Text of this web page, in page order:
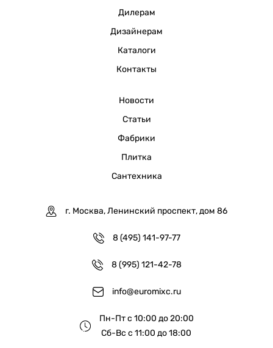
Дилерам
Дизайнерам
Каталоги
Контакты
Новости
Статьи
Фабрики
Плитка
Сантехника
г. Москва, Ленинский проспект, дом 86
8 (495) 141-97-77
8 (995) 121-42-78
info@euromixc.ru
Пн-Пт с 10:00 до 20:00
Сб-Вс с 11:00 до 18:00